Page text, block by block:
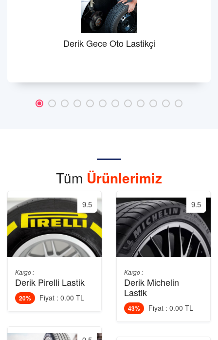
Derik Gece Oto Lastikçi
Tüm Ürünlerimiz
9.5
Kargo :
Derik Pirelli Lastik
20% Fiyat : 0.00 TL
9.5
Kargo :
Derik Michelin
Lastik
43% Fiyat : 0.00 TL